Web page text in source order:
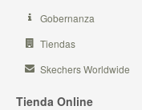
Gobernanza
Tiendas
Skechers Worldwide
Tienda Online